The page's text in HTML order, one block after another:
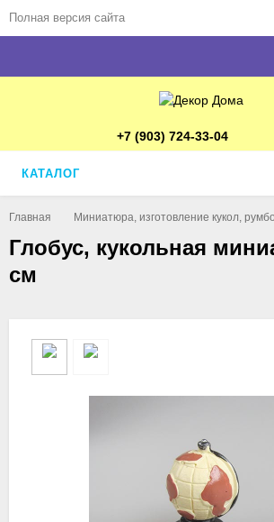
Полная версия сайта
+7 (903) 724-33-04
КАТАЛОГ
Главная Миниатюра, изготовление кукол,
Глобус, кукольная
см